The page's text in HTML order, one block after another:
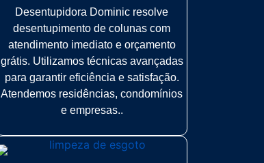
Desentupidora Dominic resolve
desentupimento de colunas com
atendimento imediato e orçamento
grátis. Utilizamos técnicas avançadas
para garantir eficiência e satisfação.
Atendemos residências, condomínios
e empresas..